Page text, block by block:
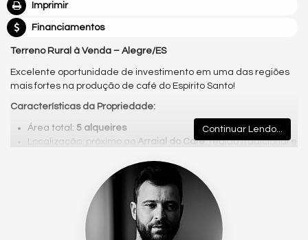
Imprimir
Financiamentos
Terreno Rural à Venda – Alegre/ES
Excelente oportunidade de investimento em uma das regiões
mais fortes na produção de café do Espírito Santo!
Características da Propriedade:
Área total: 5 alqueires
Localização: próximo ao Arraial do Café, região tradicional e
Potencial para plantio de até
25.000 pés de café
Capacidade de produção estimada em
passando dentro da propriedade
5 km de estrada de chão
Continuar Lendo...